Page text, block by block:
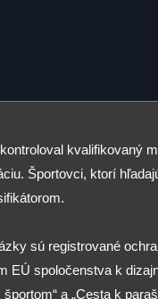
kvalifikovaný
Športovci, ktorí
sú registrované
EÚ spoločenstva k
a „Cesta k